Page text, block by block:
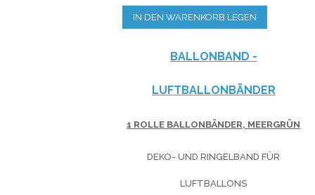
IN DEN WARENKORB LEGEN
BALLONBAND -
LUFTBALLONBÄNDER
1 ROLLE BALLONBÄNDER, MEERGRÜN
DEKO- UND RINGELBAND FÜR
LUFTBALLONS